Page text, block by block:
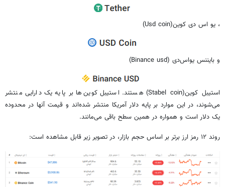
، یو اس دی کوین(Usd coin)
و بایننس یواس‌دی (Binance usd)
استیبل کوین(Stabel coin) هستند. استیبل کوین‌ها بر پایه یک دارایی منتشر
می‌شوند، در این موارد بر پایه دلار آمریکا منتشر شده‌اند و قیمت آنها در محدوده
یک دلار است و همواره در همین سطح باقی می‌مانند.
روند ۱۲ رمز ارز برتر بر اساس حجم بازار، در تصویر زیر قابل مشاهده است‌: